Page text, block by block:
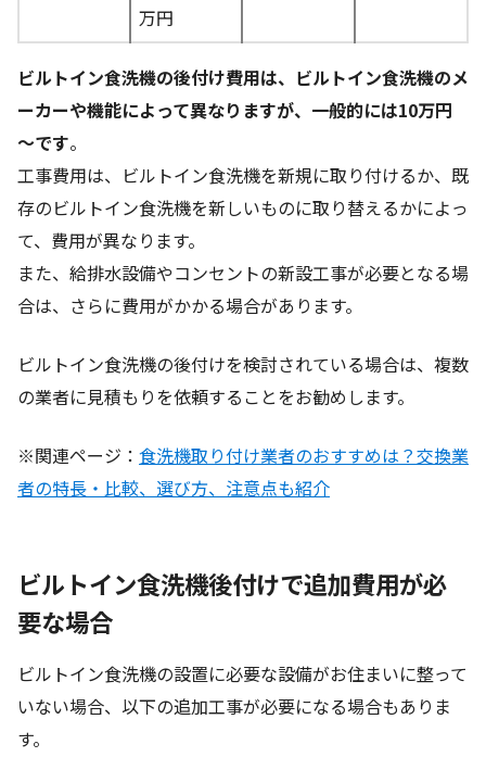
万円
ビルトイン食洗機の後付け費用は、ビルトイン食洗機のメ
ーカーや機能によって異なりますが、一般的には10万円
～です。
工事費用は、ビルトイン食洗機を新規に取り付けるか、既
存のビルトイン食洗機を新しいものに取り替えるかによっ
て、費用が異なります。
また、給排水設備やコンセントの新設工事が必要となる場
合は、さらに費用がかかる場合があります。
ビルトイン食洗機の後付けを検討されている場合は、複数
の業者に見積もりを依頼することをお勧めします。
※関連ページ： 食洗機取り付け業者のおすすめは？交換業
者の特長・比較、選び方、注意点も紹介
ビルトイン食洗機後付けで追加費用が必
要な場合
ビルトイン食洗機の設置に必要な設備がお住まいに整って
いない場合、以下の追加工事が必要になる場合もありま
す。